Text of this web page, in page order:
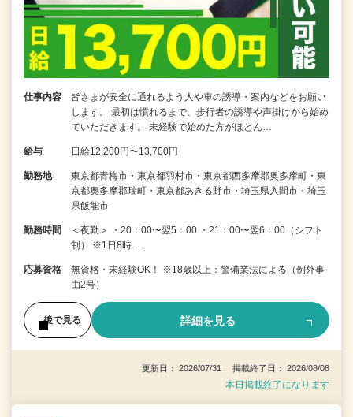
仕事内容
皆さまが安全に通れるよう人や車の誘導・案内などをお願い
します。 最初は慣れるまで、歩行者の誘導や声掛けから始め
ていただきます。 未経験で始めた方がほとん…
給与 日給12,200円〜13,700円
勤務地
東京都青梅市・東京都羽村市・東京都西多摩郡奥多摩町・東
京都奥多摩郡瑞町・東京都あきる野市・埼玉県入間市・埼玉
県飯能市
勤務時間
＜夜勤＞ ・20：00〜翌5：00 ・21：00〜翌6：00（シフト
制） ※1日8時…
応募資格
無資格・未経験OK！ ※18歳以上：警備業法による（例外事
由2号）
後で見る 詳細を見る
更新日： 2026/07/31 掲載終了日： 2026/08/08
本日掲載終了になります